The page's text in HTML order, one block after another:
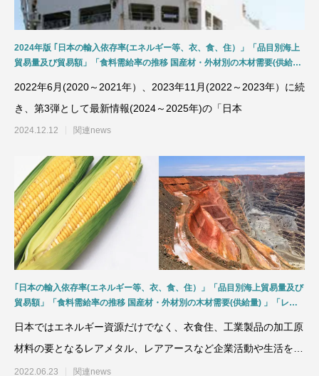
2024年版 ｢日本の輸入依存率(エネルギー等、衣、食、住）」「品目別海上
貿易量及び貿易額」「食料需給率の推移 国産材・外材別の木材需要(供給量)
2022年6月(2020～2021年）、2023年11月(2022～2023年）に続
き、第3弾として最新情報(2024～2025年)の「日本
2024.12.12 関連news
｢日本の輸入依存率(エネルギー等、衣、食、住）」「品目別海上貿易量及び
貿易額」「食料需給率の推移 国産材・外材別の木材需要(供給量) 」「レア
品、工業用原材料など輸入依存率が高く、サプライチェーンの確立と国際協
力の推進が重要課題
日本ではエネルギー資源だけでなく、衣食住、工業製品の加工原
材料の要となるレアメタル、レアアースなど企業活動や生活をす
る上で欠くことのできな
2022.06.23 関連news